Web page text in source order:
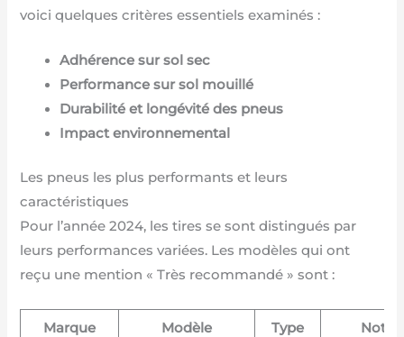
voici quelques critères essentiels examinés :
Adhérence sur sol sec
Performance sur sol mouillé
Durabilité et longévité des pneus
Impact environnemental
Les pneus les plus performants et leurs
caractéristiques
Pour l’année 2024, les tires se sont distingués par
leurs performances variées. Les modèles qui ont
reçu une mention « Très recommandé » sont :
Marque Modèle Type Note